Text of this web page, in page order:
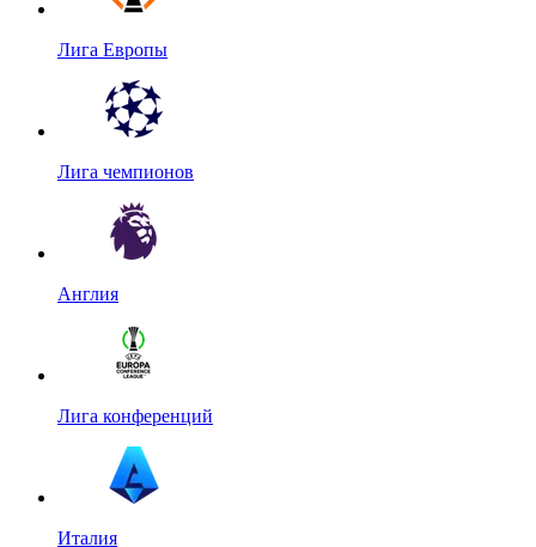
Лига Европы
Лига чемпионов
Англия
Лига конференций
Италия